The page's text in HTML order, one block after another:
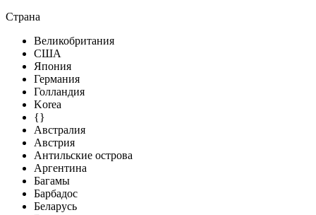
Страна
Великобритания
США
Япония
Германия
Голландия
Korea
{}
Австралия
Австрия
Антильские острова
Аргентина
Багамы
Барбадос
Беларусь